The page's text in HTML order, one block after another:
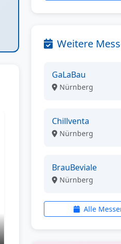
Weitere
GaLaBau
Nürnberg
Chillventa
Nürnberg
BrauBeviale
Nürnberg
Alle